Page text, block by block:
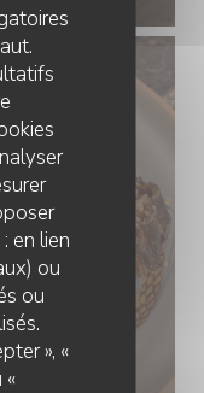
en lien
ou
ou
», «
«